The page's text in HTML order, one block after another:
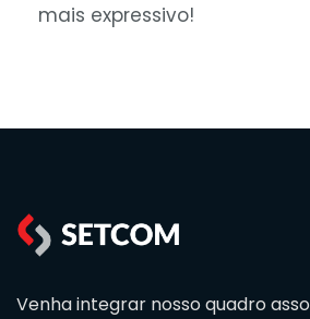
mais expressivo!
Venha integrar nosso quadro